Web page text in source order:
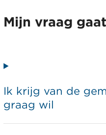
Mijn vraag
Ik krijg van de
graag wil